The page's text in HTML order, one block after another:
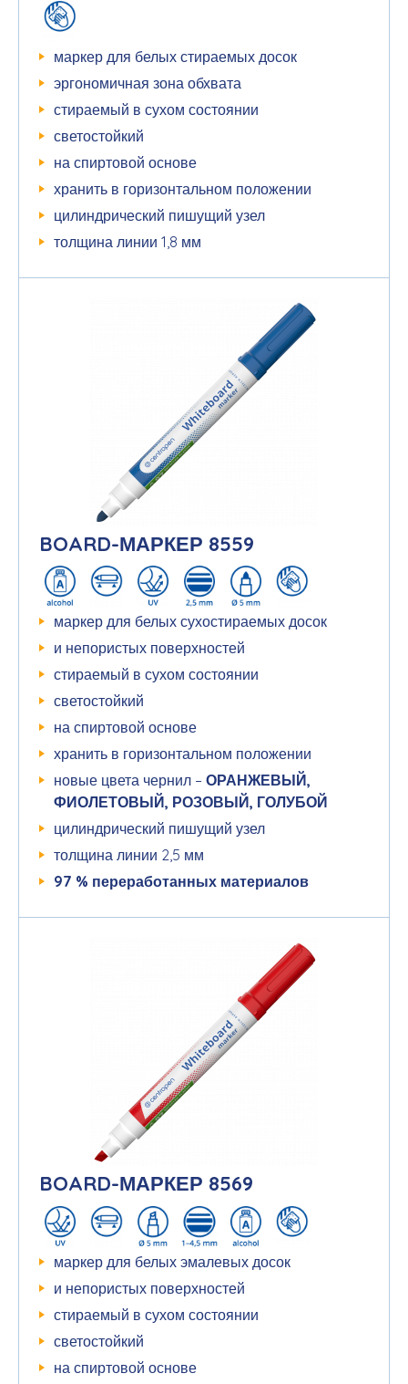
маркер для белых стираемых досок
эргономичная зона обхвата
стираемый в сухом состоянии
светостойкий
на спиртовой основе
хранить в горизонтальном положении
цилиндрический пишущий узел
толщина линии 1,8 мм
BOARD-МАРКЕР 8559
маркер для белых сухостираемых досок
и непористых поверхностей
стираемый в сухом состоянии
светостойкий
на спиртовой основе
хранить в горизонтальном положении
новые цвета чернил – ОРАНЖЕВЫЙ,
ФИОЛЕТОВЫЙ, РОЗОВЫЙ, ГОЛУБОЙ
цилиндрический пишущий узел
толщина линии 2,5 мм
97 % переработанных материалов
BOARD-МАРКЕР 8569
маркер для белых эмалевых досок
и непористых поверхностей
стираемый в сухом состоянии
светостойкий
на спиртовой основе